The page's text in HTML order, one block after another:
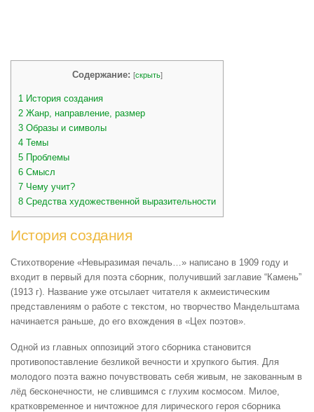
Содержание: [скрыть]
1
История создания
2 Жанр, направление, размер
3 Образы и символы
4 Темы
5 Проблемы
6 Смысл
7 Чему учит?
8 Средства художественной выразительности
История создания
Стихотворение «Невыразимая печаль…» написано в 1909 году и
входит в первый для поэта сборник, получивший заглавие “Камень”
(1913 г). Название уже отсылает читателя к акмеистическим
представлениям о работе с текстом, но творчество Мандельштама
начинается раньше, до его вхождения в «Цех поэтов».
Одной из главных оппозиций этого сборника становится
противопоставление безликой вечности и хрупкого бытия. Для
молодого поэта важно почувствовать себя живым, не закованным в
лёд бесконечности, не слившимся с глухим космосом. Милое,
кратковременное и ничтожное для лирического героя сборника